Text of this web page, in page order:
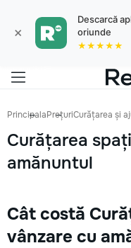
×
Descarcă
oriunde
★★★★★
PrincipalaPrețuriCurățarea și
Curățarea
amănuntul
Cât costă
vânzare cu